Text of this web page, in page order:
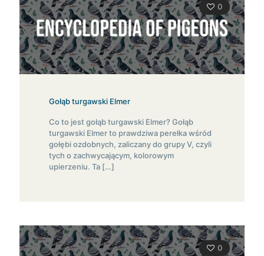
0
Gołąb turgawski Elmer
Co to jest gołąb turgawski Elmer? Gołąb
turgawski Elmer to prawdziwa perełka wśród
gołębi ozdobnych, zaliczany do grupy V, czyli
tych o zachwycającym, kolorowym
upierzeniu. Ta […]
0